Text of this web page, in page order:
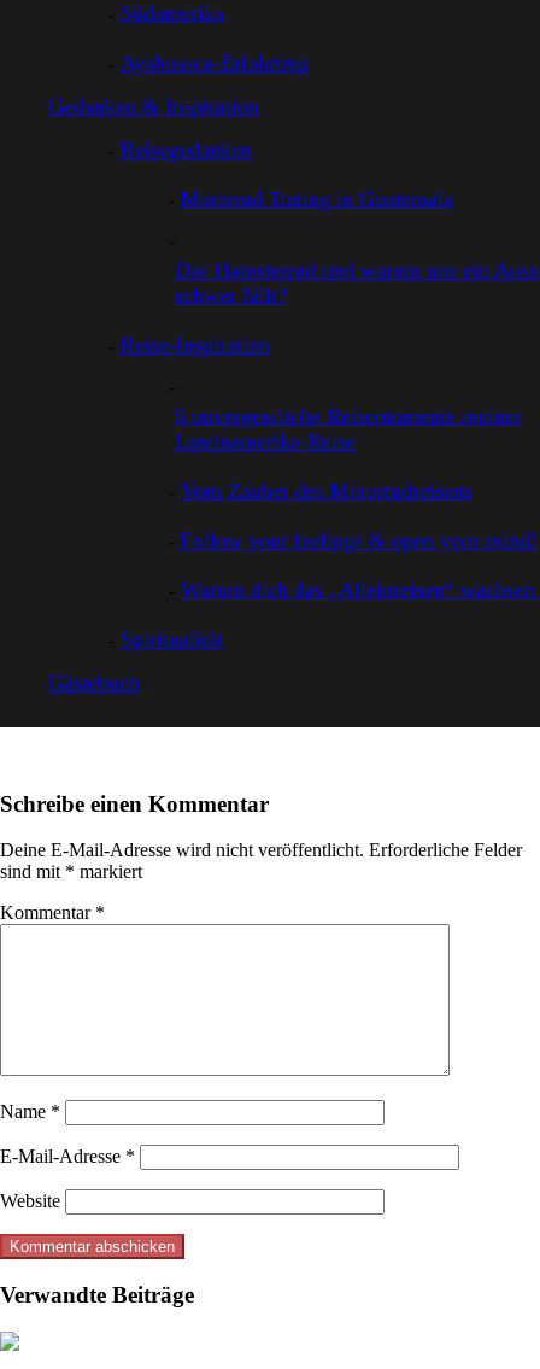
Südamerika
Ayahuasca-Erfahrung
Gedanken & Inspiration
Reisegedanken
Motorrad Tuning in Guatemala
Das Hamsterrad und warum uns ein
schwer fällt?
Reise-Inspiration
5 unvergessliche Reisemomente meiner
Lateinamerika-Reise
Vom Zauber des Motorradreisens
Follow your feelings & open your mind!
Warum dich das „Alleinreisen“ wachsen
Spiritualität
Gästebuch
Schreibe einen Kommentar
Deine E-Mail-Adresse wird nicht veröffentlicht. Erforderliche Felder
sind mit * markiert
Kommentar *
Name *
E-Mail-Adresse *
Website
Verwandte Beiträge